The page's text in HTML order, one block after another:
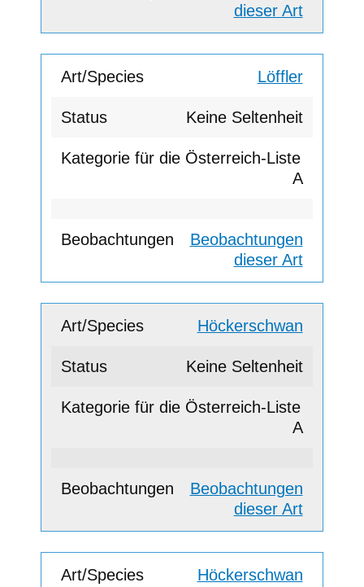
dieser Art
Löffler
Keine Seltenheit
A
Beobachtungen
dieser Art
Höckerschwan
Keine Seltenheit
A
Beobachtungen
dieser Art
Höckerschwan